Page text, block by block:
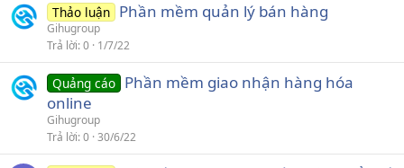
Thảo luận Phần mềm quản lý bán hàng
Gihugroup
Trả lời 0 1/7/22
Quảng cáo Phần mềm giao nhận hàng hóa
online
Gihugroup
Trả lời 0 30/6/22